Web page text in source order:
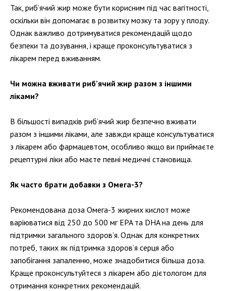
Так, риб’ячий жир може бути корисним під час вагітності,
оскільки він допомагає в розвитку мозку та зору у плоду.
Однак важливо дотримуватися рекомендацій щодо
безпеки та дозування, і краще проконсультуватися з
лікарем перед вживанням.
Чи можна вживати риб’ячий жир разом з іншими
ліками?
В більшості випадків риб’ячий жир безпечно вживати
разом з іншими ліками, але завжди краще консультуватися
з лікарем або фармацевтом, особливо якщо ви приймаєте
рецептурні ліки або маєте певні медичні становища.
Як часто брати добавки з Омега-3?
Рекомендована доза Омега-3 жирних кислот може
варіюватися від 250 до 500 мг EPA та DHA на день для
підтримки загального здоров’я. Однак для конкретних
потреб, таких як підтримка здоров’я серця або
запобігання запаленню, може знадобитися більша доза.
Краще проконсультуйтеся з лікарем або дієтологом для
отримання конкретних рекомендацій.